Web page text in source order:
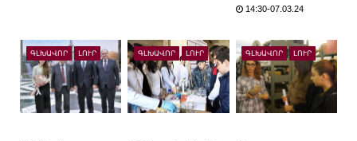
14:30-07.03.24
ԳԼԽԱՎՈՐ ԼՈՒՐ ԳԼԽԱՎՈՐ ԼՈՒՐ ԳԼԽԱՎՈՐ ԼՈՒՐ